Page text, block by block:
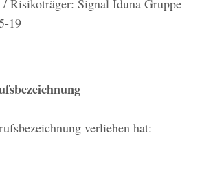
Risikoträger: Signal Iduna Gruppe
19
verliehen hat: